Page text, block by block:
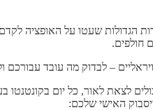
הגדולות שעטו על
חולפים.
– לבדוק מה עובד עבורכם
לצאת לאור, כל יום בקונטנטו
האישי שלכם: